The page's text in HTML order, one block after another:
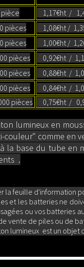
pièce
1,17€ht /
pièces
1,08€ht /
pièces
1,00€ht /
pièces
0,92€ht /
pièces
0,88€ht /
pièces
0,84€ht /
pièces
0,75€ht /
lumineux en
couleur" comme en
la base du tube en
.
la feuille d'information
et les batteries ne
ou vos batteries
vente de piles ou de
lumineux est un objet